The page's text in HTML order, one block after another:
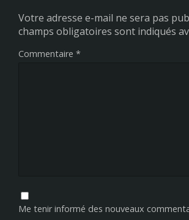
Votre adresse e-mail ne sera pas
champs obligatoires sont indiqués
Commentaire *
Me tenir informé des nouveaux